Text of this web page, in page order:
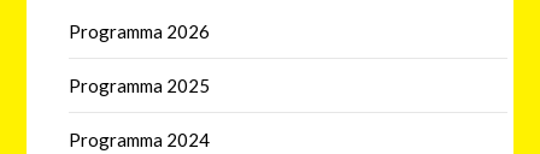
Programma 2026
Programma 2025
Programma 2024